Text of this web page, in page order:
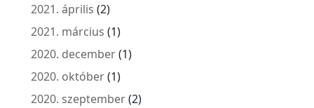
2021. április (2)
2021. március (1)
2020. december(1)
2020. október(1)
2020. szeptember(2)